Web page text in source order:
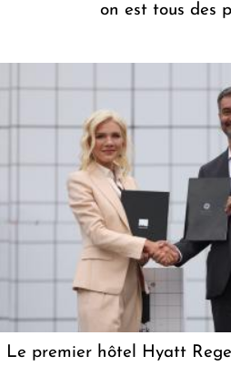
on est tous des
Le premier hôtel Hyatt